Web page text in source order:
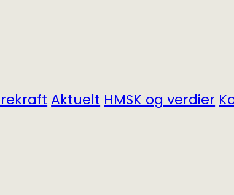
AktueltHMSK og verdier